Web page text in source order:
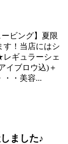
ビング】夏限
す！当店にはシ
ギュラーシェ
イブロウ込)＋
・美容...
ました♪